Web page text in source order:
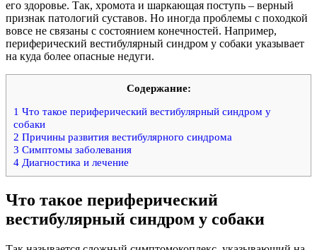
его здоровье. Так, хромота и шаркающая поступь – верный
признак патологий суставов. Но иногда проблемы с походкой
вовсе не связаны с состоянием конечностей. Например,
периферический вестибулярный синдром у собаки указывает
на куда более опасные недуги.
Содержание:
1 Что такое периферический вестибулярный синдром у
собаки
2 Причины развития вестибулярного синдрома
3 Симптомы заболевания
4 Диагностика и лечение
Что такое периферический
вестибулярный синдром у собаки